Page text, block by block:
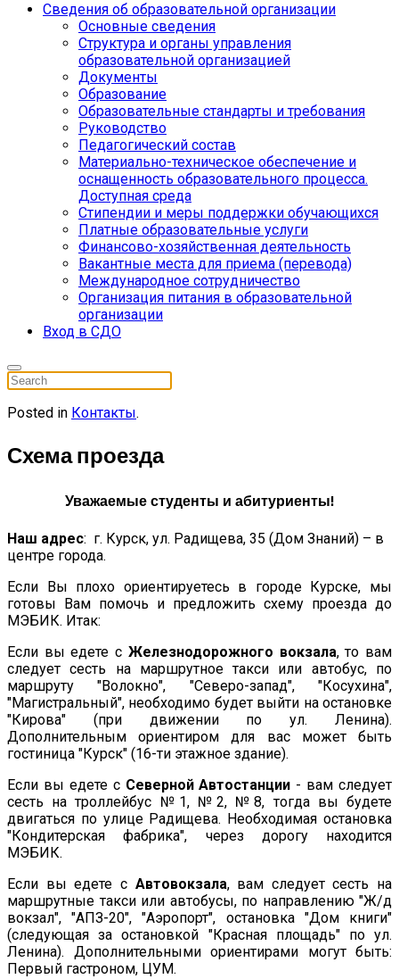
Сведения об образовательной организации
Основные сведения
Структура и органы управления
образовательной организацией
Документы
Образование
Образовательные стандарты и требования
Руководство
Педагогический состав
Материально-техническое обеспечение и
оснащенность образовательного процесса.
Доступная среда
Cтипендии и меры поддержки обучающихся
Платные образовательные услуги
Финансово-хозяйственная деятельность
Вакантные места для приема (перевода)
Международное сотрудничество
Организация питания в образовательной
организации
Вход в СДО
Posted in Контакты.
Схема проезда
Уважаемые студенты и абитуриенты!
Наш адрес: г. Курск, ул. Радищева, 35 (Дом Знаний) – в
центре города.
Если Вы плохо ориентируетесь в городе Курске, мы
готовы Вам помочь и предложить схему проезда до
МЭБИК. Итак:
Если вы едете с Железнодорожного вокзала, то вам
следует сесть на маршрутное такси или автобус, по
маршруту "Волокно", "Северо-запад", "Косухина",
"Магистральный", необходимо будет выйти на остановке
"Кирова" (при движении по ул. Ленина).
Дополнительным ориентиром для вас может быть
гостиница "Курск" (16-ти этажное здание).
Если вы едете с Северной Автостанции - вам следует
сесть на троллейбус №1, №2, №8, тогда вы будете
двигаться по улице Радищева. Необходимая остановка
"Кондитерская фабрика", через дорогу находится
МЭБИК.
Если вы едете с Автовокзала, вам следует сесть на
маршрутные такси или автобусы, по направлению "Ж/д
вокзал", "АПЗ-20", "Аэропорт", остановка "Дом книги"
(следующая за остановкой "Красная площадь" по ул.
Ленина). Дополнительными ориентирами могут быть:
Первый гастроном, ЦУМ.